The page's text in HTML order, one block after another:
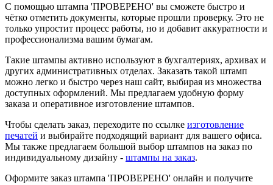
С помощью штампа 'ПРОВЕРЕНО' вы сможете быстро и
чётко отметить документы, которые прошли проверку. Это не
только упростит процесс работы, но и добавит аккуратности и
профессионализма вашим бумагам.
Такие штампы активно используют в бухгалтериях, архивах и
других административных отделах. Заказать такой штамп
можно легко и быстро через наш сайт, выбирая из множества
доступных оформлений. Мы предлагаем удобную форму
заказа и оперативное изготовление штампов.
Чтобы сделать заказ, переходите по ссылке изготовление
печатей и выбирайте подходящий вариант для вашего офиса.
Мы также предлагаем большой выбор штампов на заказ по
индивидуальному дизайну - штампы на заказ.
Оформите заказ штампа 'ПРОВЕРЕНО' онлайн и получите